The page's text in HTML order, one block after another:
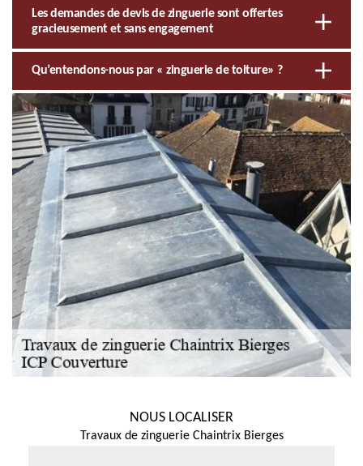
Les demandes de devis de zinguerie sont offertes
gracieusement et sans engagement
Qu’entendons-nous par « zinguerie de toiture» ?
NOUS LOCALISER
Travaux de zinguerie Chaintrix Bierges